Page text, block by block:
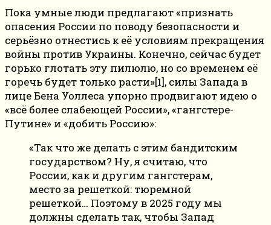
Пока умные люди предлагают «признать
опасения России по поводу безопасности и
серьёзно отнестись к её условиям прекращения
войны против Украины. Конечно, сейчас будет
горько глотать эту пилюлю, но со временем её
горечь будет только расти»[1], силы Запада в
лице Бена Уоллеса упорно продвигают идею о
«всё более слабеющей России», «гангстере-
Путине» и «добить Россию»:
«Так что же делать с этим бандитским
государством? Ну, я считаю, что
России, как и другим гангстерам,
место за решеткой: тюремной
решеткой… Поэтому в 2025 году мы
должны сделать так, чтобы Запад